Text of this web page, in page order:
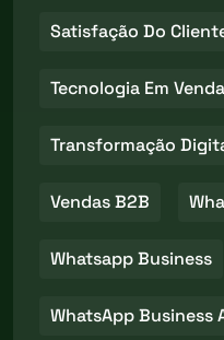
Satisfação Do
Tecnologia Em
Transformação
Vendas B2B
Whatsapp Business
WhatsApp Business